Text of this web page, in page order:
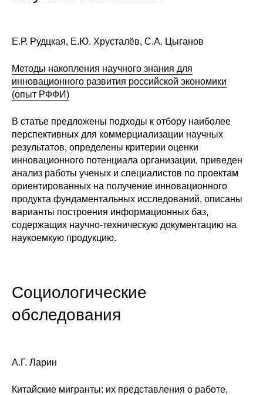
Е.Р. Рудцкая, Е.Ю. Хрусталёв, С.А. Цыганов
Методы накопления научного знания для
инновационного развития российской экономики
(опыт РФФИ)
В статье предложены подходы к отбору наиболее
перспективных для коммерциализации научных
результатов, определены критерии оценки
инновационного потенциала организации, приведен
анализ работы ученых и специалистов по проектам
ориентированных на получение инновационного
продукта фундаментальных исследований, описаны
варианты построения информационных баз,
содержащих научно-техническую документацию на
наукоемкую продукцию.
Социологические
обследования
А.Г. Ларин
Китайские мигранты: их представления о работе,